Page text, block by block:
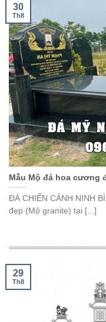
Mẫu Mộ đá hoa cương
ĐÁ CHIẾN CẢNH NINH
đẹp (Mộ granite) tại [...]
30
Th8
29
Th8